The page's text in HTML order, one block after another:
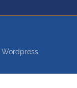
Wordpress